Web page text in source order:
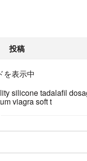
投稿
を表示中
silicone tadalafil
viagra soft t